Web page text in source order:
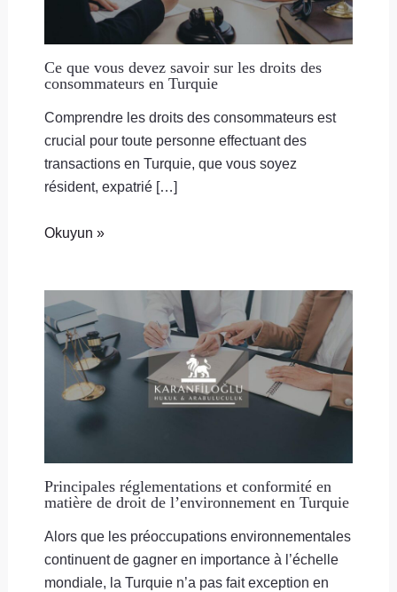
Ce que vous devez savoir sur les droits des
consommateurs en Turquie
Comprendre les droits des consommateurs est
crucial pour toute personne effectuant des
transactions en Turquie, que vous soyez
résident, expatrié […]
Okuyun »
Principales réglementations et conformité en
matière de droit de l’environnement en Turquie
Alors que les préoccupations environnementales
continuent de gagner en importance à l’échelle
mondiale, la Turquie n’a pas fait exception en